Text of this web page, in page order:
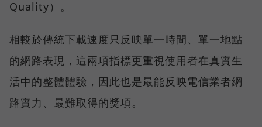
Quality）。
相較於傳統下載速度只反映單一時間、單一地點
的網路表現，這兩項指標更重視使用者在真實生
活中的整體體驗，因此也是最能反映電信業者網
路實力、最難取得的獎項。